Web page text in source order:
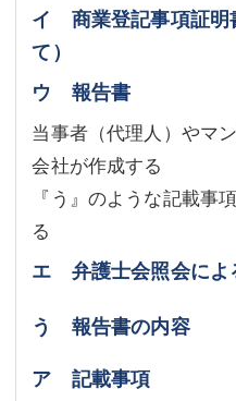
イ 商業登記事項証明
て）
ウ 報告書
当事者（代理人）やマ
会社が作成する
『う』のような記載事
る
エ 弁護士会照会によ
う 報告書の内容
ア 記載事項